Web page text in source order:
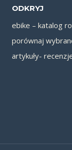
ODKRYJ
ebike – katalog
porównaj
artykuły-